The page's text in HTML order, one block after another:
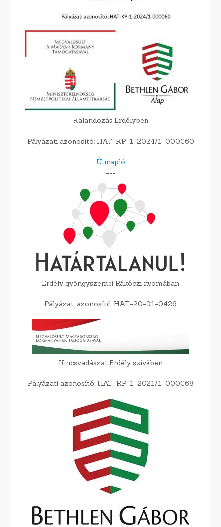
Kalandozás Erdélyben
Pályázati azonosító: HAT-KP-1-2024/1-000060
Útinapló
---
Erdély gyöngyszemei Rákóczi nyomában
Pályázati azonosító: HAT-20-01-0426
Kincsvadászat Erdély szívében
Pályázati azonosító: HAT-KP-1-2021/1-000068